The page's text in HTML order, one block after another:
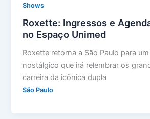
Shows
Roxette: Ingressos e
no Espaço Unimed
Roxette retorna a São Paulo para
nostálgico que irá relembrar os
carreira da icônica dupla
São Paulo